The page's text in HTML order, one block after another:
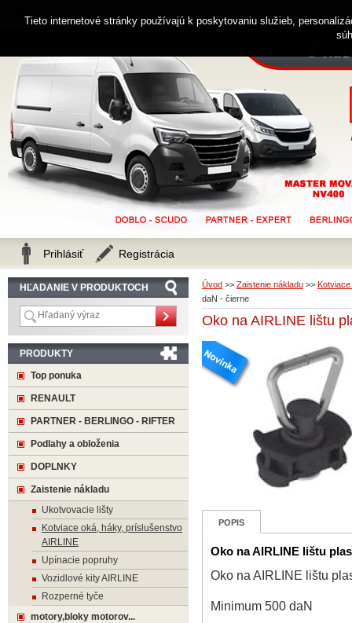
Úvod >> Zaistenie nákladu >>
daN - čierne
Oko na AIRLINE lištu
POPIS
Oko na AIRLINE lištu
Oko na AIRLINE lištu
Minimum 500 daN
HĽADANIE V PRODUKTOCH
PRODUKTY
Top ponuka
RENAULT
PARTNER - BERLINGO - RIFTER
Podlahy a obloženia
DOPLNKY
Zaistenie nákladu
Ukotvovacie lišty
Kotviace oká, háky, príslušenstvo
AIRLINE
Upínacie popruhy
Vozidlové kity AIRLINE
Rozperné tyče
motory,bloky motorov...
Zákaznícka linka 0914 238 482
Prihlásiť Registrácia
Tieto internetové stránky používajú k poskytovaniu služieb,